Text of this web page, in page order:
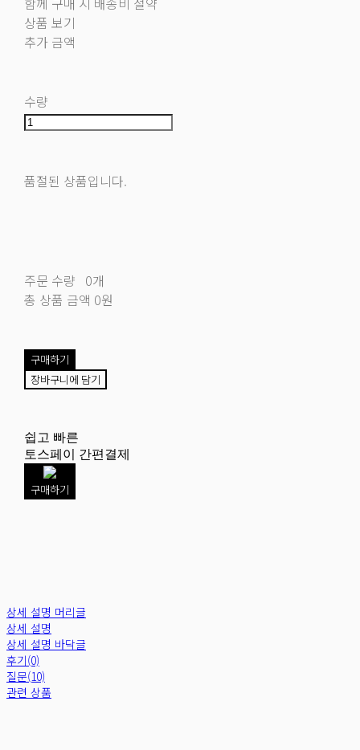
상품 보기
추가 금액
수량
품절된 상품입니다.
주문 수량 0개
총 상품 금액 0원
구매하기
장바구니에 담기
쉽고 빠른
토스페이 간편결제
구매하기
상세 설명 머리글
상세 설명
상세 설명 바닥글
후기(0)
질문(10)
관련 상품